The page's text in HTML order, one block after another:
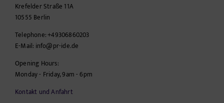
Krefelder Straße 11A
10555 Berlin
Telephone:+49306860203
E-Mail: info@pr-ide.de
Opening Hours:
Monday - Friday, 9am - 6pm
Kontakt und Anfahrt